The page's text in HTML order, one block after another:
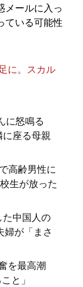
メールに入っ
ている可能性
に。スカル
に怒鳴る
座る母親
高齢男性に
生が放った
中国人の
婦が「まさ
を最高潮
と」